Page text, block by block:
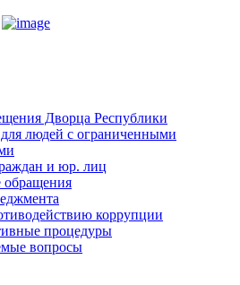
Дворца Республики
людей с ограниченными
и юр. лиц
обращения
коррупции
процедуры
вопросы